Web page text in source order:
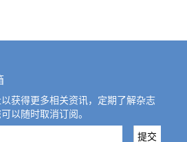
获得更多相关资讯，定期了解杂志
以随时取消订阅。
提交